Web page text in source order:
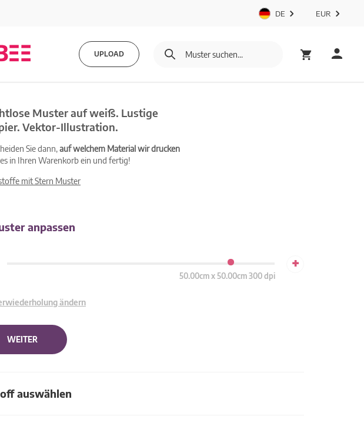
DE EUR
UPLOAD
Muster auf weiß. Lustige
Vektor-Illustration.
Sie dann,auf welchem Material wir drucken
in Ihren Warenkorb ein und fertig!
mit Stern Muster
anpassen
50.00cm x 50.00cm 300 dpi
+
ändern
WEITER
auswählen